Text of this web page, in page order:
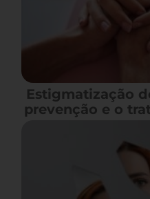
Estigmatização
prevenção e o